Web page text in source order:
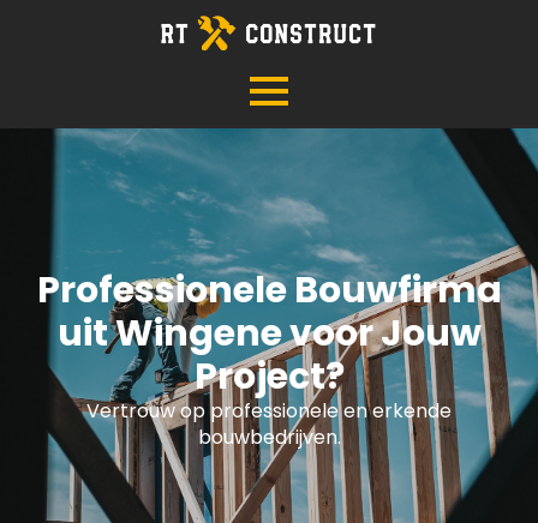
Professionele Bouwfirma
uit Wingene voor Jouw
Project?
Vertrouw op professionele en erkende
bouwbedrijven.